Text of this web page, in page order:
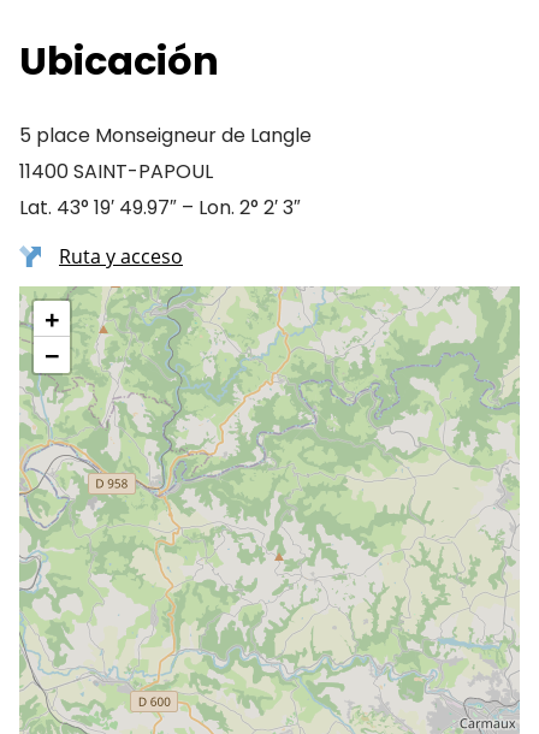
Ubicación
5 place Monseigneur de Langle
11400 SAINT-PAPOUL
Lat. 43° 19′ 49.97″ – Lon. 2° 2′ 3″
Ruta y acceso
+
−